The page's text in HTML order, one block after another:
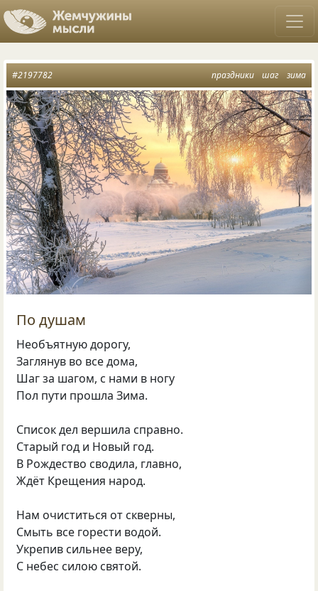
праздники шаг зима
#2197782
По душам
Необъятную дорогу,
Заглянув во все дома,
Шаг за шагом, с нами в ногу
Пол пути прошла Зима.
Список дел вершила справно.
Старый год и Новый год.
В Рождество сводила, главно,
Ждёт Крещения народ.
Нам очиститься от скверны,
Смыть все горести водой.
Укрепив сильнее веру,
С небес силою святой.